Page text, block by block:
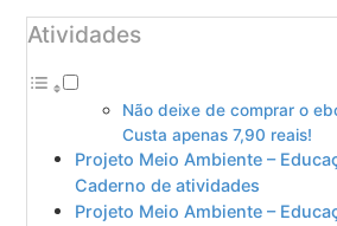
Atividades
Não deixe de comprar o
Custa apenas 7,90 reais!
Projeto Meio Ambiente –
Caderno de atividades
Projeto Meio Ambiente –